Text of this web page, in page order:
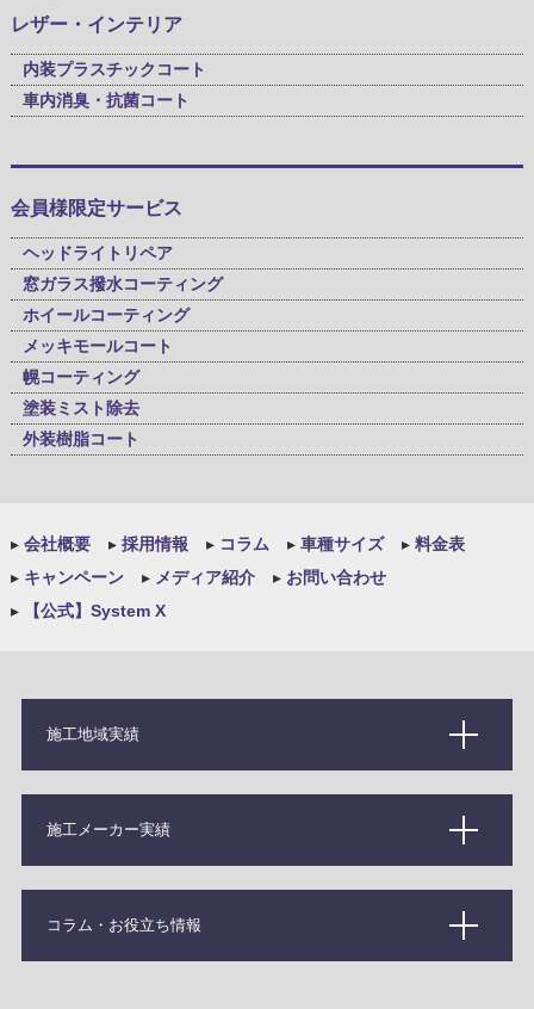
レザー・インテリア
内装プラスチックコート
車内消臭・抗菌コート
会員様限定サービス
ヘッドライトリペア
窓ガラス撥水コーティング
ホイールコーティング
メッキモールコート
幌コーティング
塗装ミスト除去
外装樹脂コート
▸会社概要 ▸採用情報 ▸コラム ▸車種サイズ ▸料金表
▸キャンペーン ▸メディア紹介 ▸お問い合わせ
▸【公式】System X
施工地域実績
施工メーカー実績
コラム・お役立ち情報